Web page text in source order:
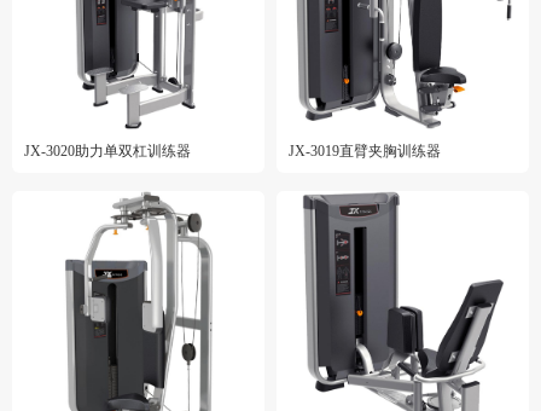
JX-3020助力单双杠训练器 JX-3019直臂夹胸训练器